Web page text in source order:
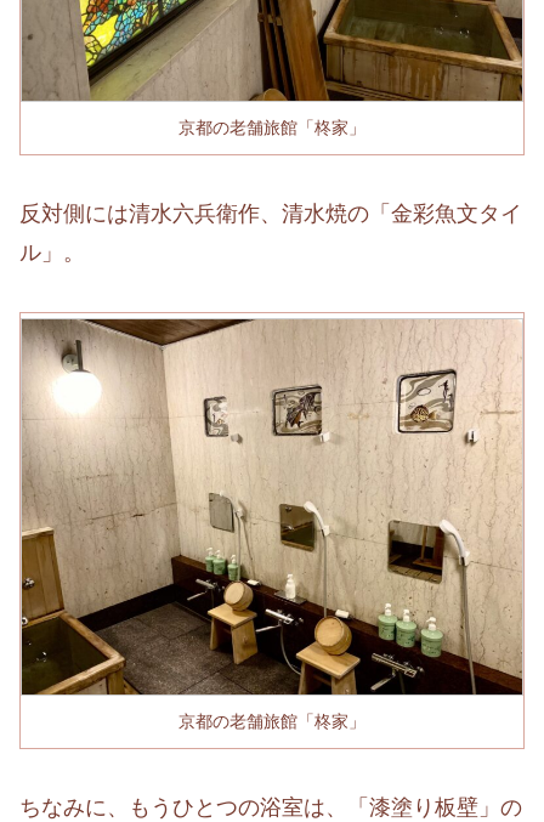
京都の老舗旅館「柊家」
反対側には清水六兵衛作、清水焼の「金彩魚文タイ
ル」。
京都の老舗旅館「柊家」
ちなみに、もうひとつの浴室は、「漆塗り板壁」の